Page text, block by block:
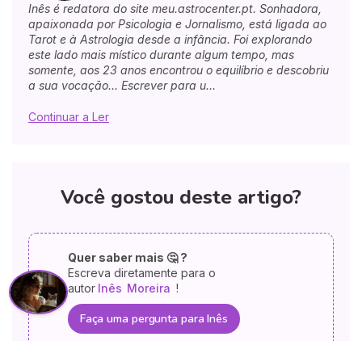
Inês é redatora do site meu.astrocenter.pt. Sonhadora,
apaixonada por Psicologia e Jornalismo, está ligada ao
Tarot e à Astrologia desde a infância. Foi explorando
este lado mais místico durante algum tempo, mas
somente, aos 23 anos encontrou o equilíbrio e descobriu
a sua vocação... Escrever para u...
Continuar a Ler
Você gostou deste artigo?
Quer saber mais 🤔 ?
Escreva diretamente para o
autor Inês Moreira !
Faça uma pergunta para Inês